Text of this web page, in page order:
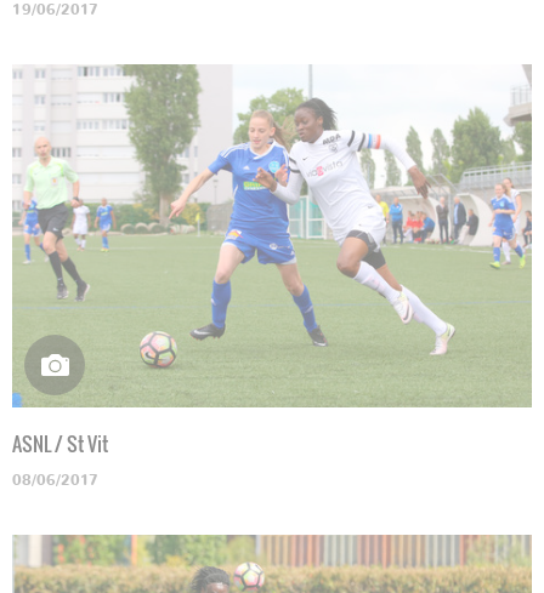
19/06/2017
ASNL / St Vit
08/06/2017